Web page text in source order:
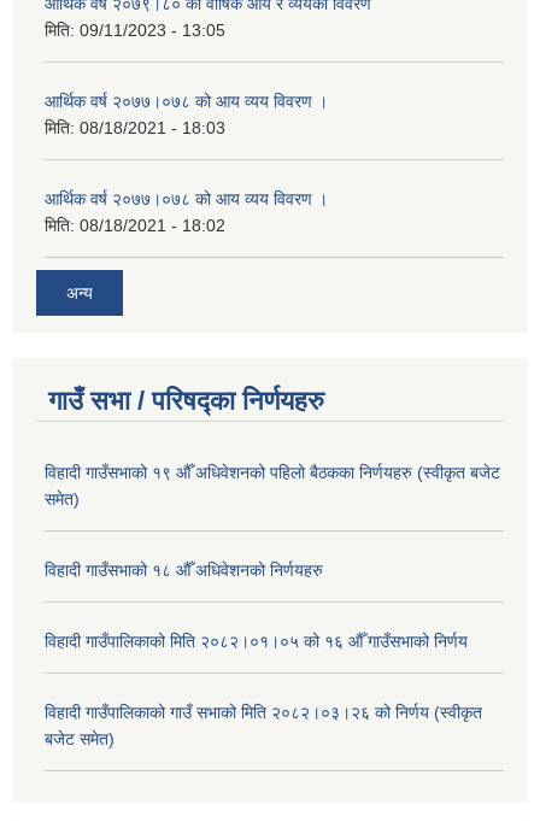
मिति: 09/11/2023 - 13:05
आर्थिक वर्ष २०७७।०७८ को आय व्यय विवरण ।
मिति: 08/18/2021 - 18:03
आर्थिक वर्ष २०७७।०७८ को आय व्यय विवरण ।
मिति: 08/18/2021 - 18:02
अन्य
गाउँ सभा / परिषद्का निर्णयहरु
विहादी गाउँसभाको १९ औँ अधिवेशनको पहिलो बैठकका निर्णयहरु (स्वीकृत बजेट
समेत)
विहादी गाउँसभाको १८ औँ अधिवेशनको निर्णयहरु
विहादी गाउँपालिकाको मिति २०८२।०१।०५ को १६ औँ गाउँसभाको निर्णय
विहादी गाउँपालिकाको गाउँ सभाको मिति २०८२।०३।२६ को निर्णय (स्वीकृत
बजेट समेत)